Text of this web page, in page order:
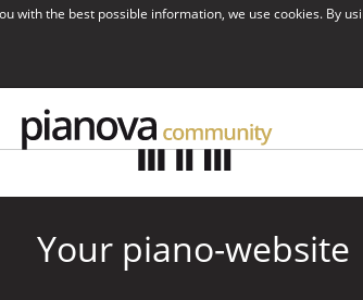
with the best possible information, we use cookies. By
Your piano-website